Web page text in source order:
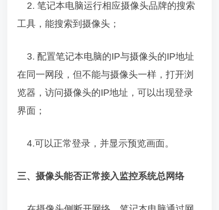
2. 笔记本电脑运行相应摄像头品牌的搜索
工具，能搜索到摄像头；
3. 配置笔记本电脑的IP与摄像头的IP地址
在同一网段，但不能与摄像头一样，打开浏
览器，访问摄像头的IP地址，可以出现登录
界面；
4.可以正常登录，并显示预览画面。
三、摄像头能否正常接入监控系统总网络